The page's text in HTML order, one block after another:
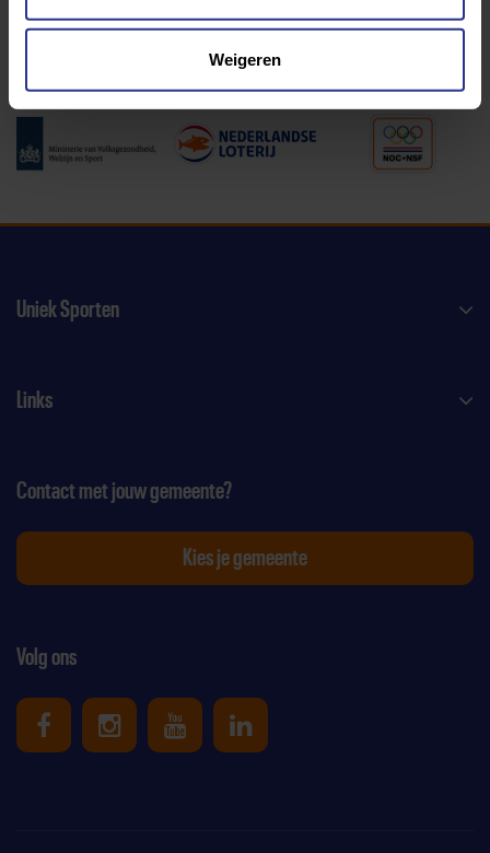
Weigeren
340 gemeenten
Uniek Sporten
Links
Volg ons
Uniek Sporten op Facebook
Uniek Sporten op Instagram
Uniek Sporten op Youtube
Uniek Sporten op
Contact met jouw gemeente?
Kies je gemeente